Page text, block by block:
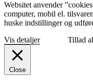
Websitet anvender
computer, mobil el.
huske indstillinger og
Vis detaljer
Tillad
Close